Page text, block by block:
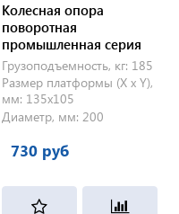
Колесная опора
поворотная
промышленная серия
SC 200
Грузоподъемность, кг: 185
Размер платформы (X x Y),
мм: 135х105
Диаметр, мм: 200
730 руб